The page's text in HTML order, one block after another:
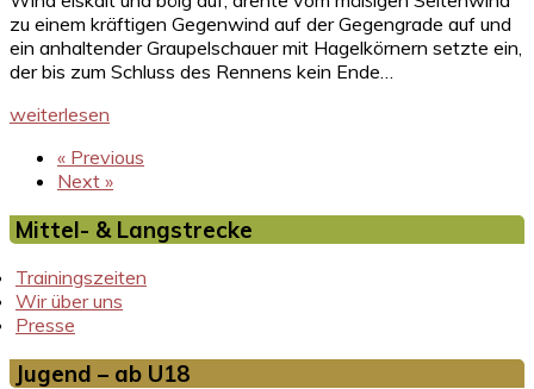
zu einem kräftigen Gegenwind auf der Gegengrade auf und
ein anhaltender Graupelschauer mit Hagelkörnern setzte ein,
der bis zum Schluss des Rennens kein Ende…
weiterlesen
« Previous
Next »
Mittel- & Langstrecke
Trainingszeiten
Wir über uns
Presse
Jugend – ab U18